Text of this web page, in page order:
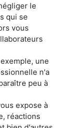
le
qui se
vous
une
n'a
peu à
expose à
réactions